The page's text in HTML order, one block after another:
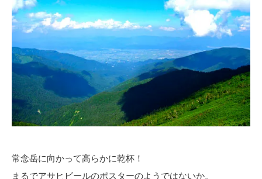
常念岳に向かって高らかに乾杯！
まるでアサヒビールのポスターのようではないか。